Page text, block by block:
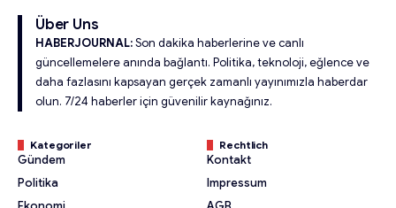
Über Uns
HABERJOURNAL:Son dakika haberlerine ve canlı
güncellemelere anında bağlantı. Politika, teknoloji, eğlence ve
daha fazlasını kapsayan gerçek zamanlı yayınımızla haberdar
olun. 7/24 haberler için güvenilir kaynağınız.
Kategoriler
Gündem
Politika
Rechtlich
Kontakt
Impressum